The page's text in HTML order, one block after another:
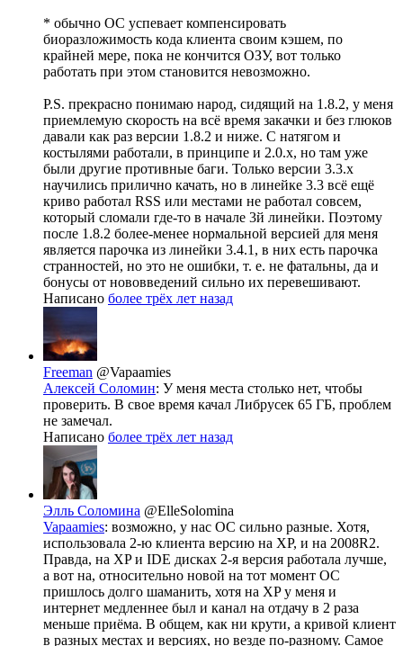
* обычно ОС успевает компенсировать
биоразложимость кода клиента своим кэшем, по
крайней мере, пока не кончится ОЗУ, вот только
работать при этом становится невозможно.
P.S. прекрасно понимаю народ, сидящий на 1.8.2, у меня
приемлемую скорость на всё время закачки и без глюков
давали как раз версии 1.8.2 и ниже. С натягом и
костылями работали, в принципе и 2.0.x, но там уже
были другие противные баги. Только версии 3.3.x
научились прилично качать, но в линейке 3.3 всё ещё
криво работал RSS или местами не работал совсем,
который сломали где-то в начале 3й линейки. Поэтому
после 1.8.2 более-менее нормальной версией для меня
является парочка из линейки 3.4.1, в них есть парочка
странностей, но это не ошибки, т. е. не фатальны, да и
бонусы от нововведений сильно их перевешивают.
Написано более трёх лет назад
Freeman @Vapaamies
Алексей Соломин: У меня места столько нет, чтобы
проверить. В свое время качал Либрусек 65 ГБ, проблем
не замечал.
Написано более трёх лет назад
Элль Соломина @ElleSolomina
Vapaamies: возможно, у нас ОС сильно разные. Хотя,
использовала 2-ю клиента версию на XP, и на 2008R2.
Правда, на XP и IDE дисках 2-я версия работала лучше,
а вот на, относительно новой на тот момент ОС
пришлось долго шаманить, хотя на XP у меня и
интернет медленнее был и канал на отдачу в 2 раза
меньше приёма. В общем, как ни крути, а кривой клиент
в разных местах и версиях, но везде по-разному. Самое